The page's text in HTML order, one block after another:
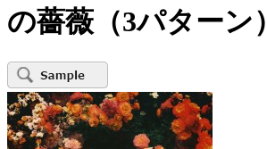
の薔薇（3パターン）